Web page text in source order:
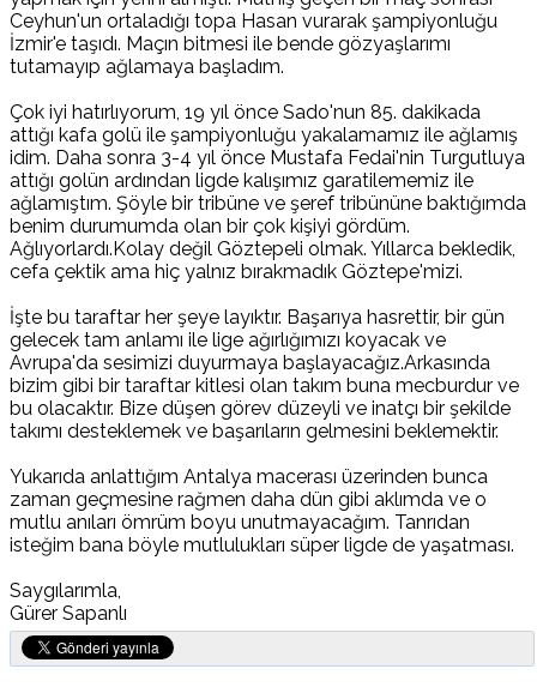
Ceyhun'un ortaladığı topa Hasan vurarak şampiyonluğu
İzmir'e taşıdı. Maçın bitmesi ile bende gözyaşlarımı
tutamayıp ağlamaya başladım.
Çok iyi hatırlıyorum, 19 yıl önce Sado'nun 85. dakikada
attığı kafa golü ile şampiyonluğu yakalamamız ile ağlamış
idim. Daha sonra 3-4 yıl önce Mustafa Fedai'nin Turgutluya
attığı golün ardından ligde kalışımız garatilememiz ile
ağlamıştım. Şöyle bir tribüne ve şeref tribününe baktığımda
benim durumumda olan bir çok kişiyi gördüm.
Ağlıyorlardı.Kolay değil Göztepeli olmak. Yıllarca bekledik,
cefa çektik ama hiç yalnız bırakmadık Göztepe'mizi.
İşte bu taraftar her şeye layıktır. Başarıya hasrettir, bir gün
gelecek tam anlamı ile lige ağırlığımızı koyacak ve
Avrupa'da sesimizi duyurmaya başlayacağız.Arkasında
bizim gibi bir taraftar kitlesi olan takım buna mecburdur ve
bu olacaktır. Bize düşen görev düzeyli ve inatçı bir şekilde
takımı desteklemek ve başarıların gelmesini beklemektir.
Yukarıda anlattığım Antalya macerası üzerinden bunca
zaman geçmesine rağmen daha dün gibi aklımda ve o
mutlu anıları ömrüm boyu unutmayacağım. Tanrıdan
isteğim bana böyle mutlulukları süper ligde de yaşatması.
Saygılarımla,
Gürer Sapanlı